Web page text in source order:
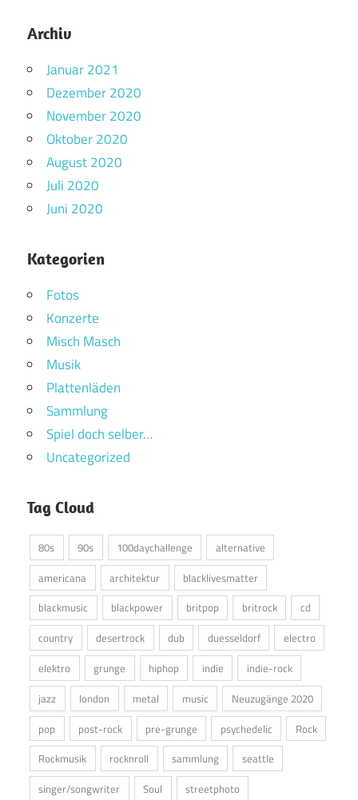
Archiv
Januar 2021
Dezember 2020
November 2020
Oktober 2020
August 2020
Juli 2020
Juni 2020
Kategorien
Fotos
Konzerte
Misch Masch
Musik
Plattenläden
Sammlung
Spiel doch selber…
Uncategorized
Tag Cloud
80s 90s 100daychallenge
alternative
americana
architektur
blacklivesmatter
blackmusic
blackpower britpop britrock
cd
country
desertrock dub duesseldorf
electro
elektro
grunge hiphop indie
indie-rock
jazz
london metal music
Neuzugänge 2020
pop
post-rock pre-grunge psychedelic
Rock
Rockmusik
rocknroll sammlung
seattle
singer/songwriter
Soul streetphoto